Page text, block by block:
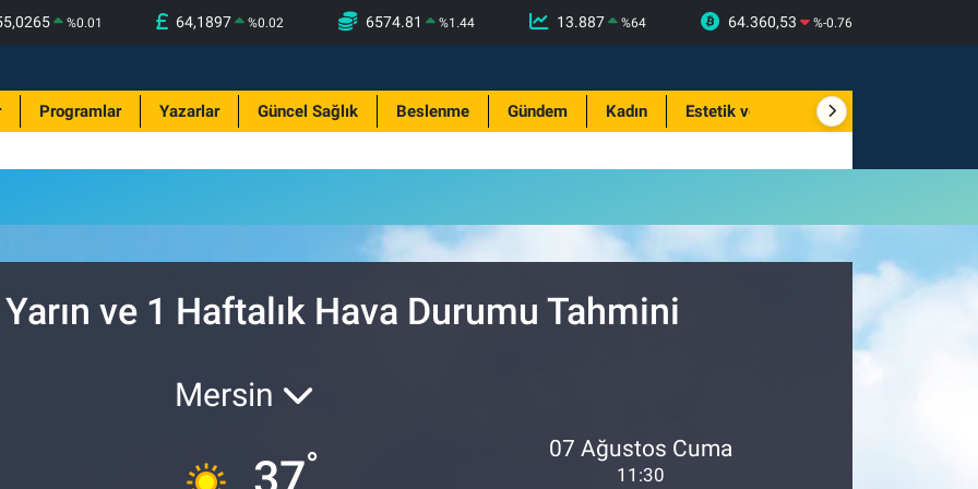
%0.01 64,1897 %0.02 6574.81 %1.44 13.887 %64 64.360,53 %-0.76
Programlar Yazarlar Güncel Sağlık Beslenme Gündem Kadın Estetik ve Güzellik
ve 1 Haftalık Hava Durumu Tahmini
Mersin
° 07 Ağustos Cuma
11:30